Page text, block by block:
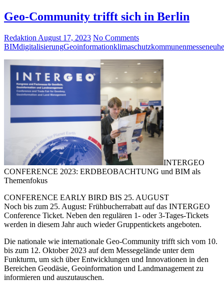
Geo-Community trifft sich in Berlin
Redaktion August 17, 2023 No Comments
BIMdigitalisierungGeoinformationklimaschutzkommunen
INTERGEO
CONFERENCE 2023: ERDBEOBACHTUNG und BIM als
Themenfokus
CONFERENCE EARLY BIRD BIS 25. AUGUST
Noch bis zum 25. August: Frühbucherrabatt auf das INTERGEO
Conference Ticket. Neben den regulären 1- oder 3-Tages-Tickets
werden in diesem Jahr auch wieder Gruppentickets angeboten.
Die nationale wie internationale Geo-Community trifft sich vom 10.
bis zum 12. Oktober 2023 auf dem Messegelände unter dem
Funkturm, um sich über Entwicklungen und Innovationen in den
Bereichen Geodäsie, Geoinformation und Landmanagement zu
informieren und auszutauschen.